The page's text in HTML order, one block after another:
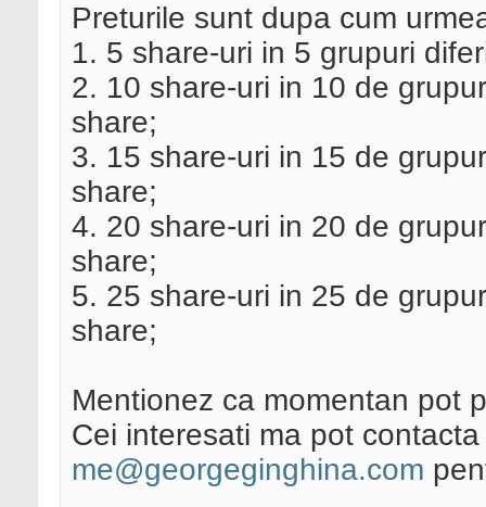
Preturile sunt dupa cum
1. 5 share-uri in 5 grupuri
2. 10 share-uri in 10 de
share;
3. 15 share-uri in 15 de
share;
4. 20 share-uri in 20 de
share;
5. 25 share-uri in 25 de
share;
Mentionez ca momentan pot
Cei interesati ma pot
me@georgeginghina.com